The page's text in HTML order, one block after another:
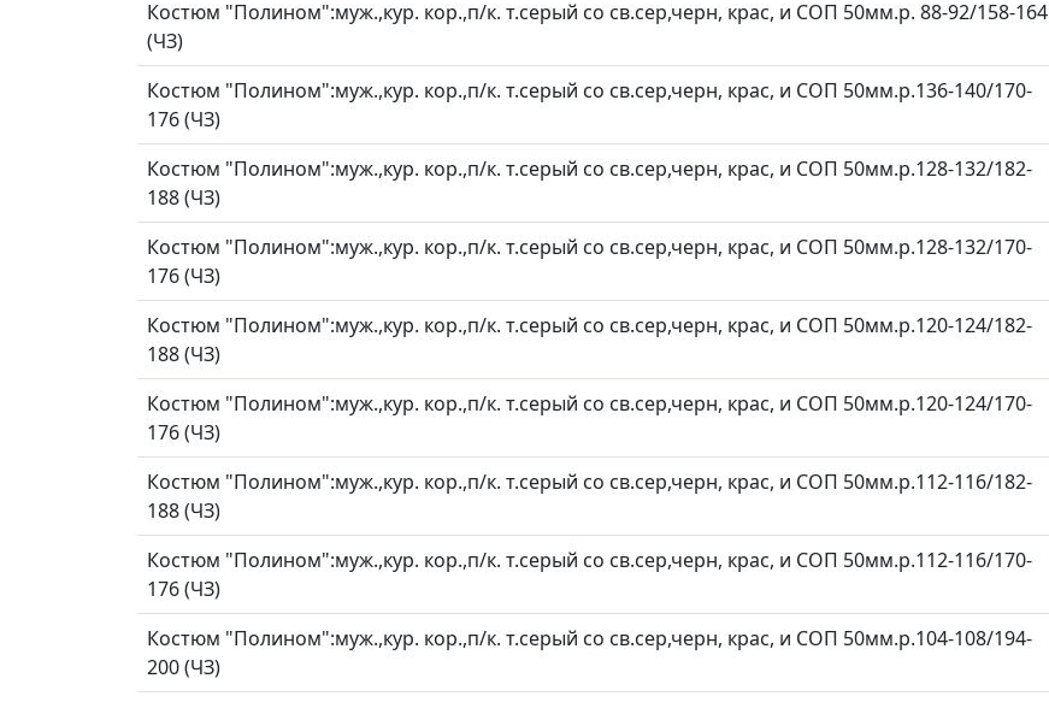
Костюм "Полином":муж.,кур. кор.,п/к. т.серый со св.сер,черн, крас, и СОП 50мм.р. 88-92/158-164
(ЧЗ)
Костюм "Полином":муж.,кур. кор.,п/к. т.серый со св.сер,черн, крас, и СОП 50мм.р.136-140/170-
176 (ЧЗ)
Костюм "Полином":муж.,кур. кор.,п/к. т.серый со св.сер,черн, крас, и СОП 50мм.р.128-132/182-
188 (ЧЗ)
Костюм "Полином":муж.,кур. кор.,п/к. т.серый со св.сер,черн, крас, и СОП 50мм.р.128-132/170-
176 (ЧЗ)
Костюм "Полином":муж.,кур. кор.,п/к. т.серый со св.сер,черн, крас, и СОП 50мм.р.120-124/182-
188 (ЧЗ)
Костюм "Полином":муж.,кур. кор.,п/к. т.серый со св.сер,черн, крас, и СОП 50мм.р.120-124/170-
176 (ЧЗ)
Костюм "Полином":муж.,кур. кор.,п/к. т.серый со св.сер,черн, крас, и СОП 50мм.р.112-116/182-
188 (ЧЗ)
Костюм "Полином":муж.,кур. кор.,п/к. т.серый со св.сер,черн, крас, и СОП 50мм.р.112-116/170-
176 (ЧЗ)
Костюм "Полином":муж.,кур. кор.,п/к. т.серый со св.сер,черн, крас, и СОП 50мм.р.104-108/194-
200 (ЧЗ)